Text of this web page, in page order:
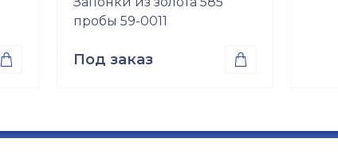

пробы 59-0011
Под заказ 